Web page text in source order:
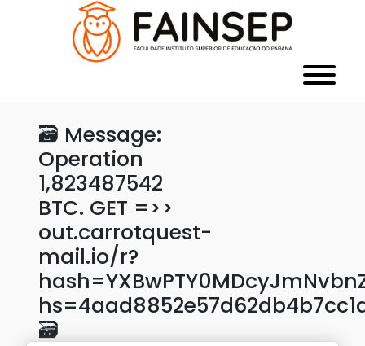
🗃 Message:
Operation
1,823487542
BTC. GET =>>
out.carrotquest-
mail.io/r?
🗃